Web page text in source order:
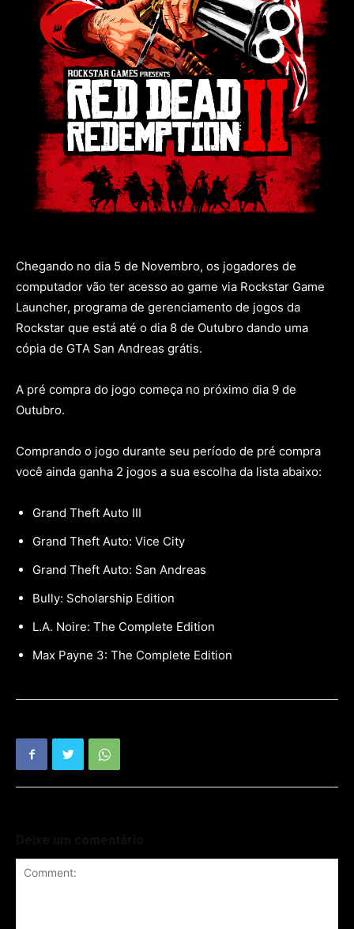
Chegando no dia 5 de Novembro, os jogadores de
computador vão ter acesso ao game via Rockstar Game
Launcher, programa de gerenciamento de jogos da
Rockstar que está até o dia 8 de Outubro dando uma
cópia de GTA San Andreas grátis.
A pré compra do jogo começa no próximo dia 9 de
Outubro.
Comprando o jogo durante seu período de pré compra
você ainda ganha 2 jogos a sua escolha da lista abaixo:
Grand Theft Auto III
Grand Theft Auto: Vice City
Grand Theft Auto: San Andreas
Bully: Scholarship Edition
L.A. Noire: The Complete Edition
Max Payne 3: The Complete Edition